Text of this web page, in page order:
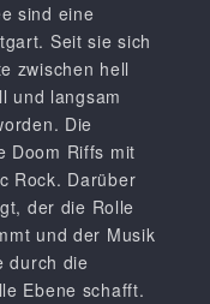
sind eine
Seit sie sich
zwischen hell
und langsam
Die
Doom Riffs mit
Rock. Darüber
der die Rolle
und der Musik
durch die
Ebene schafft.